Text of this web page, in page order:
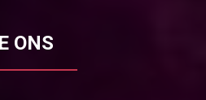
ONS